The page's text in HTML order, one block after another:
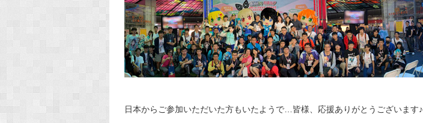
日本からご参加いただいた方もいたようで…皆様、応援ありがとうございます♪